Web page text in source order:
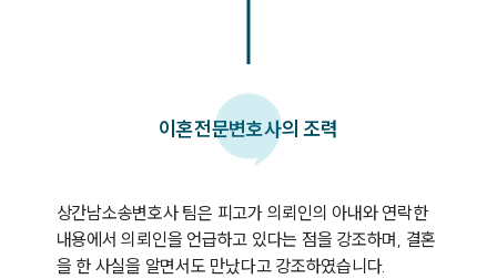
이혼전문변호사의 조력
상간남소송변호사 팀은 피고가 의뢰인의 아내와 연락한
내용에서 의뢰인을 언급하고 있다는 점을 강조하며, 결혼
을 한 사실을 알면서도 만났다고 강조하였습니다.